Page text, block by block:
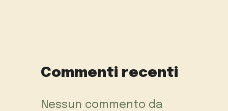
Commenti recenti
Nessun commento da